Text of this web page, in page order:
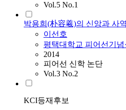
Vol.5 No.1
박용희(朴容羲)의 신앙과 사
이선호
평택대학교 피어선기
2014
피어선 신학 논단
Vol.3 No.2
KCI등재후보